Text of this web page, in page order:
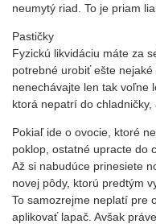
neumytý riad. To je priam
Pastičky
Fyzickú likvidáciu máte za
potrebné urobiť ešte
nenechávajte len tak voľne
ktorá nepatrí do
Pokiaľ ide o ovocie, ktoré
poklop, ostatné upracte do
Až si nabudúce prinesiete
novej pôdy, ktorú predtým
To samozrejme neplatí pre
aplikovať lapač. Avšak